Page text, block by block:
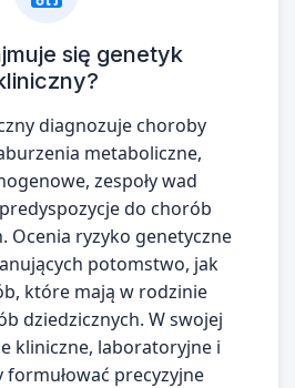
się genetyk
diagnozuje choroby
metaboliczne,
zespoły wad
do chorób
Ocenia ryzyko genetyczne
potomstwo, jak
które mają w rodzinie
dziedzicznych. W swojej
kliniczne, laboratoryjne i
formułować precyzyjne